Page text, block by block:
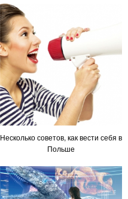
Несколько советов, как вести себя в
Польше